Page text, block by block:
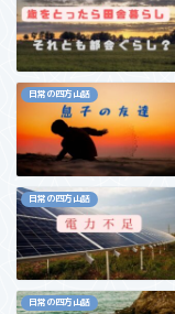
日常の四方山話
日常の四方山話
日常の四方山話